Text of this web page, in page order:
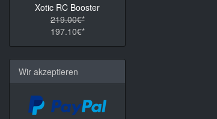
Xotic RC Booster
219.00€*
197.10€*
Wir akzeptieren